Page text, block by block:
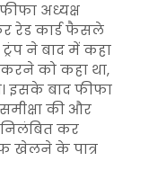
फीफा अध्यक्ष
रेड कार्ड फैसले
ने बाद में कहा
को कहा था,
इसके बाद फीफा
की और
कर
खेलने के पात्र